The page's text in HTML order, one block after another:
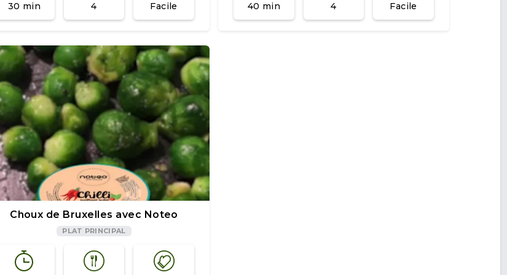
30 min 4 Facile 40 min 4 Facile
Choux de Bruxelles avec Noteo
PLAT PRINCIPAL